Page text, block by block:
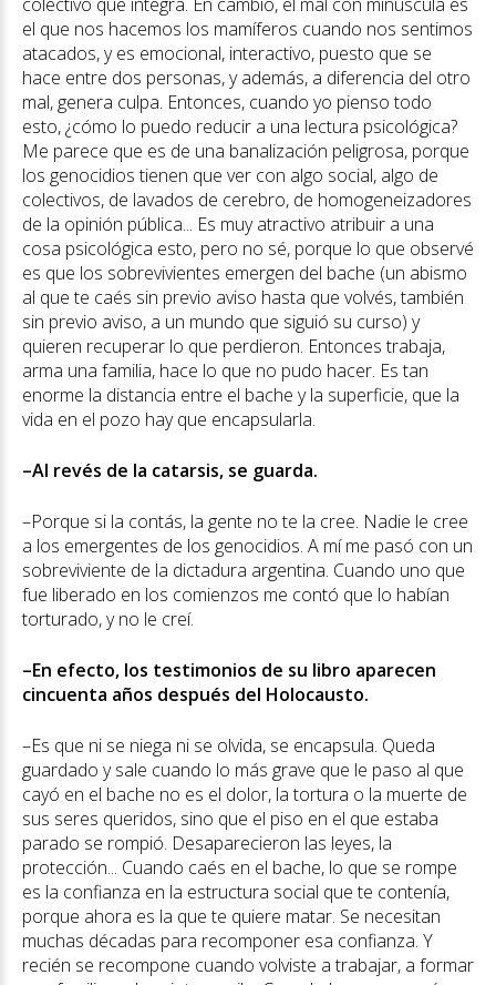
el que nos hacemos los mamíferos cuando nos sentimos
atacados, y es emocional, interactivo, puesto que se
hace entre dos personas, y además, a diferencia del otro
mal, genera culpa. Entonces, cuando yo pienso todo
esto, ¿cómo lo puedo reducir a una lectura psicológica?
Me parece que es de una banalización peligrosa, porque
los genocidios tienen que ver con algo social, algo de
colectivos, de lavados de cerebro, de homogeneizadores
de la opinión pública... Es muy atractivo atribuir a una
cosa psicológica esto, pero no sé, porque lo que observé
es que los sobrevivientes emergen del bache (un abismo
al que te caés sin previo aviso hasta que volvés, también
sin previo aviso, a un mundo que siguió su curso) y
quieren recuperar lo que perdieron. Entonces trabaja,
arma una familia, hace lo que no pudo hacer. Es tan
enorme la distancia entre el bache y la superficie, que la
vida en el pozo hay que encapsularla.
–Al revés de la catarsis, se guarda.
–Porque si la contás, la gente no te la cree. Nadie le cree
a los emergentes de los genocidios. A mí me pasó con un
sobreviviente de la dictadura argentina. Cuando uno que
fue liberado en los comienzos me contó que lo habían
torturado, y no le creí.
–En efecto, los testimonios de su libro aparecen
cincuenta años después del Holocausto.
–Es que ni se niega ni se olvida, se encapsula. Queda
guardado y sale cuando lo más grave que le paso al que
cayó en el bache no es el dolor, la tortura o la muerte de
sus seres queridos, sino que el piso en el que estaba
parado se rompió. Desaparecieron las leyes, la
protección... Cuando caés en el bache, lo que se rompe
es la confianza en la estructura social que te contenía,
porque ahora es la que te quiere matar. Se necesitan
muchas décadas para recomponer esa confianza. Y
recién se recompone cuando volviste a trabajar, a formar